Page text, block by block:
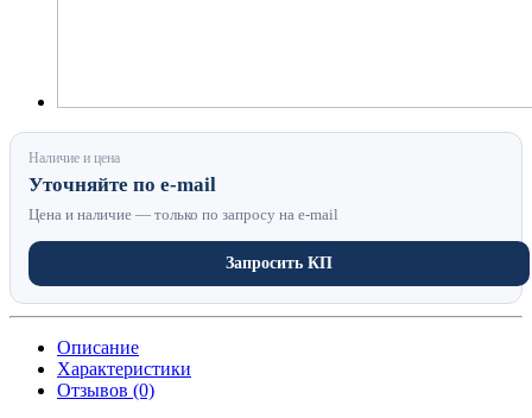
Наличие и цена
Уточняйте по e-mail
Цена и наличие — только по запросу на e-mail
Запросить КП
Описание
Характеристики
Отзывов (0)